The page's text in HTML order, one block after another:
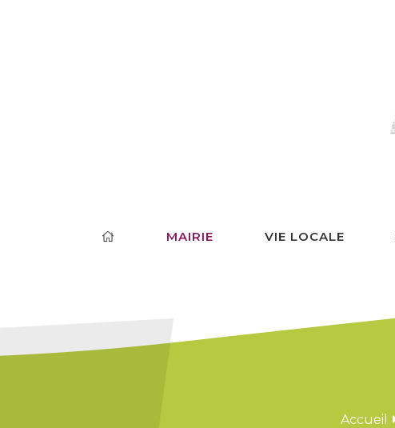
MAIRIE VIE LOCALE
Accueil